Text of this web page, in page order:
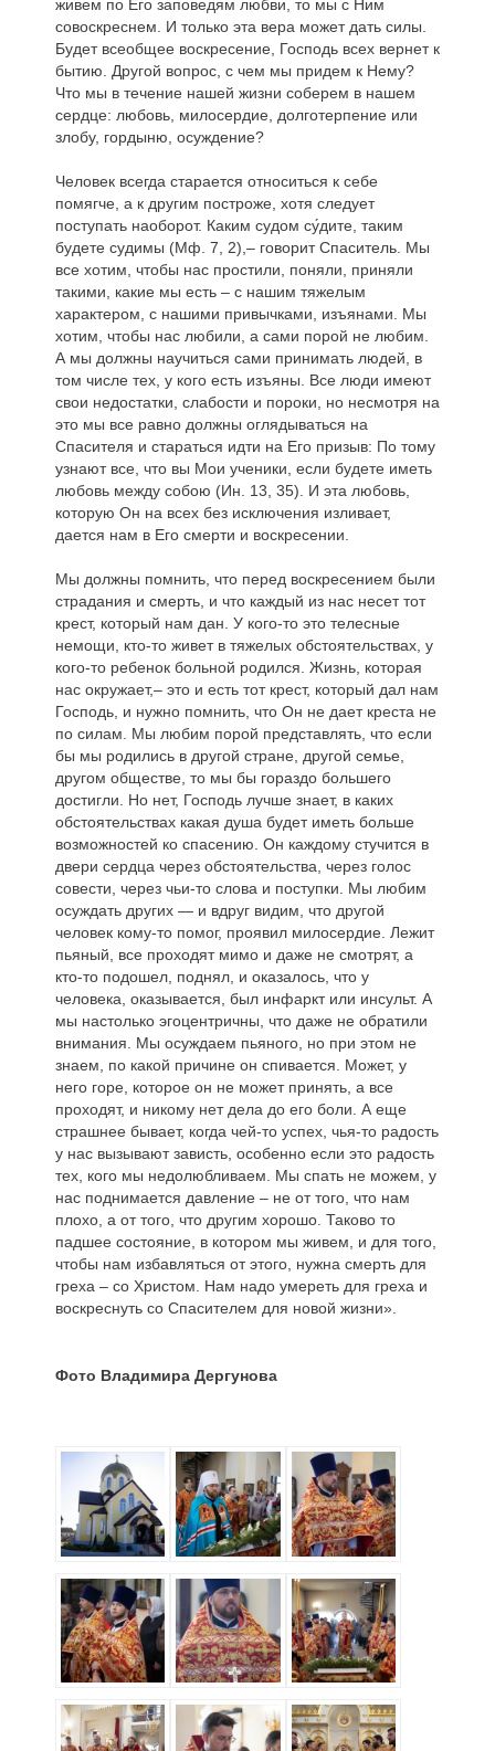
живем по Его заповедям любви, то мы с Ним
совоскреснем. И только эта вера может дать силы.
Будет всеобщее воскресение, Господь всех вернет к
бытию. Другой вопрос, с чем мы придем к Нему?
Что мы в течение нашей жизни соберем в нашем
сердце: любовь, милосердие, долготерпение или
злобу, гордыню, осуждение?
Человек всегда старается относиться к себе
помягче, а к другим построже, хотя следует
поступать наоборот. Каким судом су́дите, таким
будете судимы (Мф. 7, 2),– говорит Спаситель. Мы
все хотим, чтобы нас простили, поняли, приняли
такими, какие мы есть – с нашим тяжелым
характером, с нашими привычками, изъянами. Мы
хотим, чтобы нас любили, а сами порой не любим.
А мы должны научиться сами принимать людей, в
том числе тех, у кого есть изъяны. Все люди имеют
свои недостатки, слабости и пороки, но несмотря на
это мы все равно должны оглядываться на
Спасителя и стараться идти на Его призыв: По тому
узнают все, что вы Мои ученики, если будете иметь
любовь между собою (Ин. 13, 35). И эта любовь,
которую Он на всех без исключения изливает,
дается нам в Его смерти и воскресении.
Мы должны помнить, что перед воскресением были
страдания и смерть, и что каждый из нас несет тот
крест, который нам дан. У кого-то это телесные
немощи, кто-то живет в тяжелых обстоятельствах, у
кого-то ребенок больной родился. Жизнь, которая
нас окружает,– это и есть тот крест, который дал нам
Господь, и нужно помнить, что Он не дает креста не
по силам. Мы любим порой представлять, что если
бы мы родились в другой стране, другой семье,
другом обществе, то мы бы гораздо большего
достигли. Но нет, Господь лучше знает, в каких
обстоятельствах какая душа будет иметь больше
возможностей ко спасению. Он каждому стучится в
двери сердца через обстоятельства, через голос
совести, через чьи-то слова и поступки. Мы любим
осуждать других — и вдруг видим, что другой
человек кому-то помог, проявил милосердие. Лежит
пьяный, все проходят мимо и даже не смотрят, а
кто-то подошел, поднял, и оказалось, что у
человека, оказывается, был инфаркт или инсульт. А
мы настолько эгоцентричны, что даже не обратили
внимания. Мы осуждаем пьяного, но при этом не
знаем, по какой причине он спивается. Может, у
него горе, которое он не может принять, а все
проходят, и никому нет дела до его боли. А еще
страшнее бывает, когда чей-то успех, чья-то радость
у нас вызывают зависть, особенно если это радость
тех, кого мы недолюбливаем. Мы спать не можем, у
нас поднимается давление – не от того, что нам
плохо, а от того, что другим хорошо. Таково то
падшее состояние, в котором мы живем, и для того,
чтобы нам избавляться от этого, нужна смерть для
греха – со Христом. Нам надо умереть для греха и
воскреснуть со Спасителем для новой жизни».
Фото Владимира Дергунова